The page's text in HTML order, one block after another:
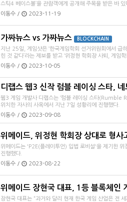
스틱4 베이스볼’을 관람객에게 공개해 주목을 받은 바 있
이동수 /
2023-11-19
가짜뉴스 vs 가짜뉴스 BLOCKCHAIN
지난 25일, 게임샷은 ‘한국게임학회 선거위원회에서 급
힌 것 같다’라는 제보를 받고 ‘위정현 학회장 사퇴, 게임
이동수 /
2023-10-05
디랩스 웹3 신작 럼블 레이싱 스타,
웹3 게임 개발사 디랩스는 ‘럼블 레이싱 스타(Rumble
위치한 자사의 사옥에서 지난 7일 성황리에 진행했다.
이동수 /
2023-09-08
위메이드, 위정현 학회장 상대로 형사
위메이드는 'P2E(플레이투언) 입법 로비설'을 제기한 위
진행했다.
이동수 /
2023-08-22
위메이드 장현국 대표, 1등 블록체인
장현국 대표는 “과거와 달리 현재 한국 게임 산업은 전